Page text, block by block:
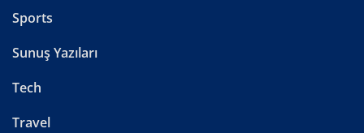
Sports
Sunuş Yazıları
Tech
Travel